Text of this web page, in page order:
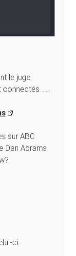
le juge
connectés ……
sur ABC
Dan Abrams
ci.